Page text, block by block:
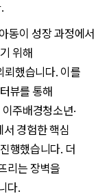
동이 성장 과정에서
위해
뢰했습니다. 이를
뷰를 통해
주배경청소년·
경험한 핵심
행했습니다. 더
리는 장벽을
다.